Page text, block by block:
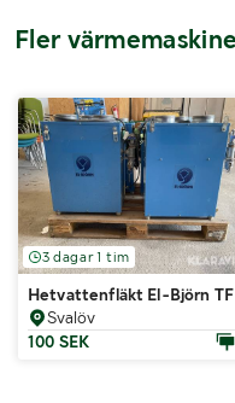
Fler
3 dagar 1 tim
Hetvattenfläkt El-Björn TF
Svalöv
100 SEK